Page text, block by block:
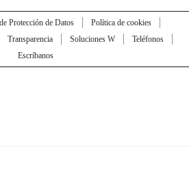
Protección de Datos
Política de cookies
Transparencia Soluciones W
Teléfonos
Escríbanos